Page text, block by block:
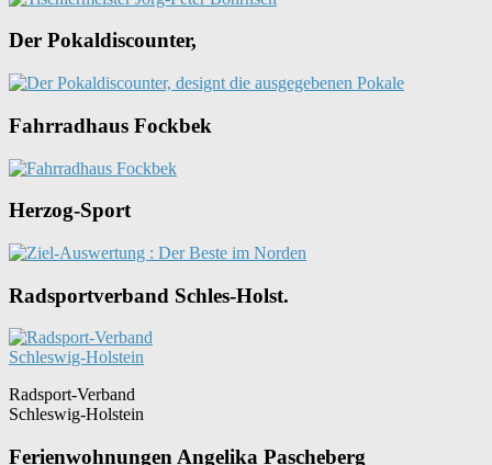
Der Pokaldiscounter,
Fahrradhaus Fockbek
Herzog-Sport
Radsportverband Schles-Holst.
Radsport-Verband
Schleswig-Holstein
Ferienwohnungen Angelika Pascheberg